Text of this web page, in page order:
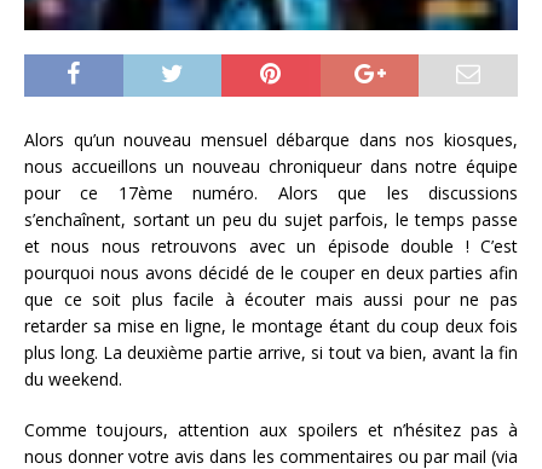
Alors qu’un nouveau mensuel débarque dans nos kiosques,
nous accueillons un nouveau chroniqueur dans notre équipe
pour ce 17ème numéro. Alors que les discussions
s’enchaînent, sortant un peu du sujet parfois, le temps passe
et nous nous retrouvons avec un épisode double ! C’est
pourquoi nous avons décidé de le couper en deux parties afin
que ce soit plus facile à écouter mais aussi pour ne pas
retarder sa mise en ligne, le montage étant du coup deux fois
plus long. La deuxième partie arrive, si tout va bien, avant la fin
du weekend.
Comme toujours, attention aux spoilers et n’hésitez pas à
nous donner votre avis dans les commentaires ou par mail (via